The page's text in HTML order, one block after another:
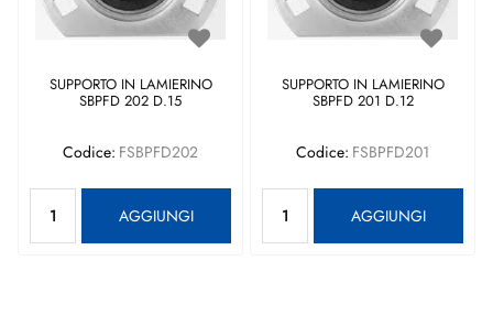
SUPPORTO IN LAMIERINO
SBPFD 202 D.15
Codice: FSBPFD202
AGGIUNGI
SUPPORTO IN LAMIERINO
SBPFD 201 D.12
Codice: FSBPFD201
AGGIUNGI